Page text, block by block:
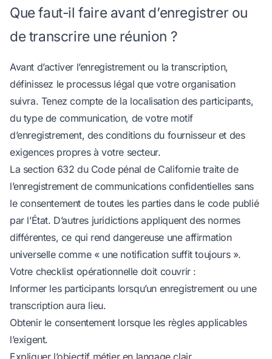
Que faut-il faire avant d’enregistrer ou
de transcrire une réunion ?
Avant d’activer l’enregistrement ou la transcription,
définissez le processus légal que votre organisation
suivra. Tenez compte de la localisation des participants,
du type de communication, de votre motif
d’enregistrement, des conditions du fournisseur et des
exigences propres à votre secteur.
La section 632 du Code pénal de Californie traite de
l’enregistrement de communications confidentielles sans
le consentement de toutes les parties dans le code publié
par l’État. D’autres juridictions appliquent des normes
différentes, ce qui rend dangereuse une affirmation
universelle comme « une notification suffit toujours ».
Votre checklist opérationnelle doit couvrir :
Informer les participants lorsqu’un enregistrement ou une
transcription aura lieu.
Obtenir le consentement lorsque les règles applicables
l’exigent.
Expliquer l’objectif métier en langage clair.